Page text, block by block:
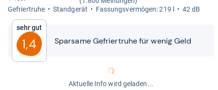
Gefrier­truhe
Stand­ge­rät Fas­sungs­ver­mö­gen: 219 l 42 dB
Sehr gut
1,4 Spar­same Gefrier­truhe für wenig Geld
Aktuelle Info wird geladen...